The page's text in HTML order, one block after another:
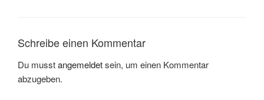
Schreibe einen Kommentar
Du musstangemeldetsein, um einen Kommentar
abzugeben.